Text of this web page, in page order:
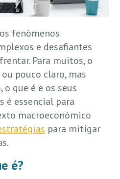
fenómenos
e desafiantes
Para muitos, o
pouco claro, mas
que é e os seus
é essencial para
macroeconómico
para mitigar
é?